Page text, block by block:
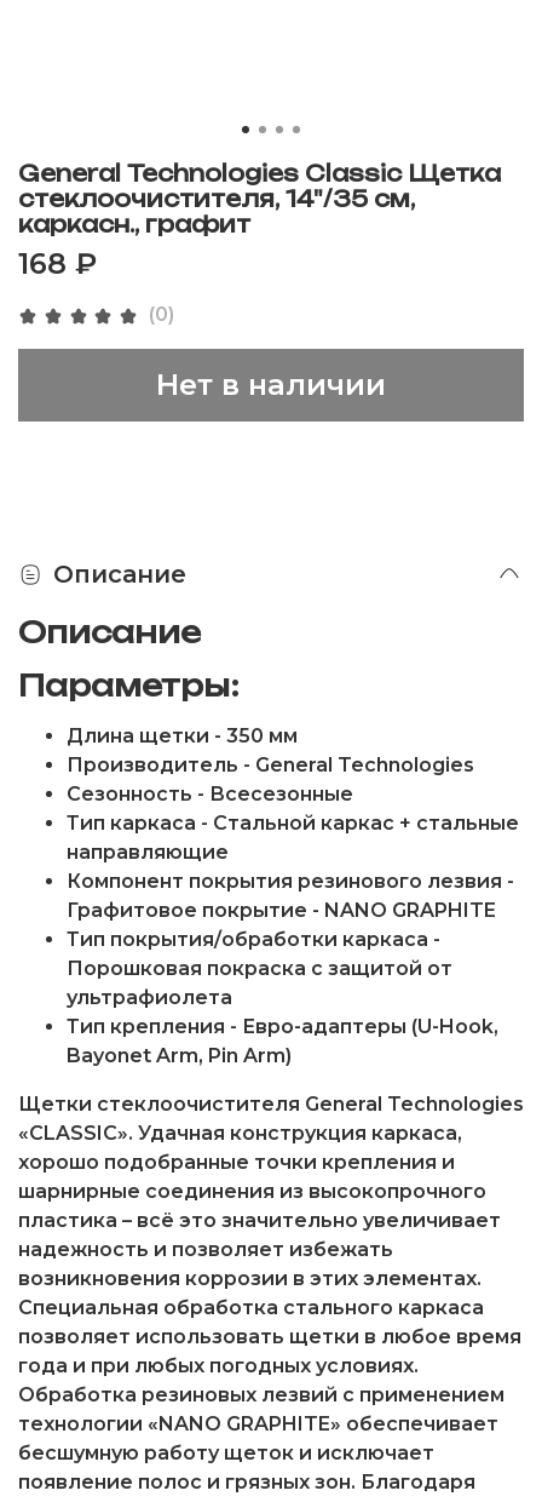
(0)
General Technologies Classic Щетка
стеклоочистителя, 14"/35 см,
каркасн., графит
168 ₽
Нет в наличии
Описание
Описание
Параметры:
Длина щетки - 350 мм
Производитель - General Technologies
Сезонность - Всесезонные
Тип каркаса - Стальной каркас + стальные
направляющие
Компонент покрытия резинового лезвия -
Графитовое покрытие - NANO GRAPHITE
Тип покрытия/обработки каркаса -
Порошковая покраска с защитой от
ультрафиолета
Тип крепления - Евро-адаптеры (U-Hook,
Bayonet Arm, Pin Arm)
Щетки стеклоочистителя General Technologies
«CLASSIC». Удачная конструкция каркаса,
хорошо подобранные точки крепления и
шарнирные соединения из высокопрочного
пластика – всё это значительно увеличивает
надежность и позволяет избежать
возникновения коррозии в этих элементах.
Специальная обработка стального каркаса
позволяет использовать щетки в любое время
года и при любых погодных условиях.
Обработка резиновых лезвий с применением
технологии «NANO GRAPHITE» обеспечивает
бесшумную работу щеток и исключает
появление полос и грязных зон. Благодаря